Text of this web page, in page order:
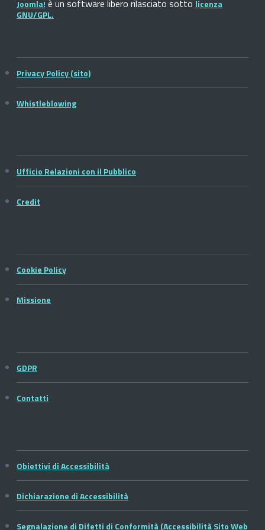
Joomla! è un software libero rilasciato sotto licenza
GNU/GPL.
Privacy Policy (sito)
Whistleblowing
Ufficio Relazioni con il Pubblico
Credit
Cookie Policy
Missione
GDPR
Contatti
Obiettivi di Accessibilità
Dichiarazione di Accessibilità
Segnalazione di Difetti di Conformità (Accessibilità Sito Web